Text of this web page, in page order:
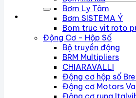
Bơm Ly Tâm
Bơm SISTEMA Ý
Bom truc vit roto
Động Cơ - Hộp Số
Bộ truyền động
BRM Multipliers
CHIARAVALLI
Động cơ hộp số
Động cơ Motors
Động cơ rung